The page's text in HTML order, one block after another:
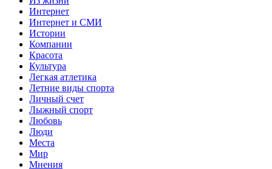
Интернет
Интернет и СМИ
Истории
Компании
Красота
Культура
Легкая атлетика
Летние виды спорта
Личный счет
Лыжный спорт
Любовь
Люди
Места
Мир
Мнения